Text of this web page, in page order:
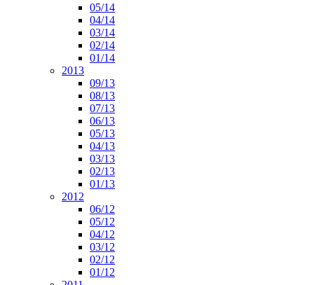
05/14
04/14
03/14
02/14
01/14
2013
09/13
08/13
07/13
06/13
05/13
04/13
03/13
02/13
01/13
2012
06/12
05/12
04/12
03/12
02/12
01/12